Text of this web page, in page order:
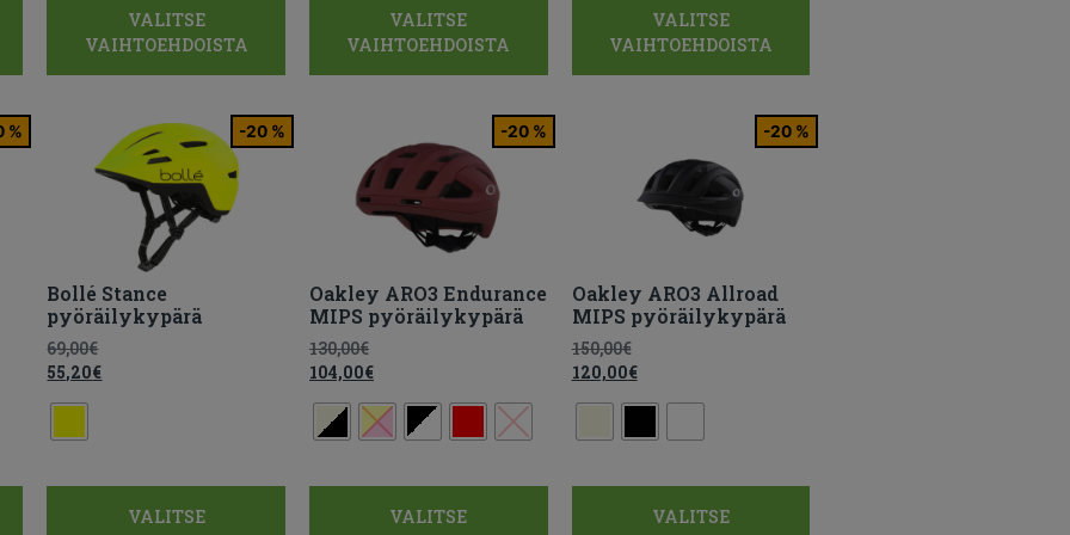
VALITSE
VAIHTOEHDOISTA
VALITSE
VAIHTOEHDOISTA
VALITSE
VAIHTOEHDOISTA
% -20 %
Bollé Stance
pyöräilykypärä
69,00€
55,20€
VALITSE
-20 %
Oakley ARO3 Endurance
MIPS pyöräilykypärä
130,00€
104,00€
VALITSE
-20 %
Oakley ARO3 Allroad
MIPS pyöräilykypärä
150,00€
120,00€
VALITSE